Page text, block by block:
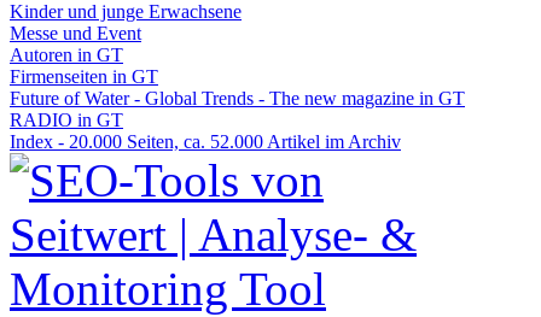
Kinder und junge Erwachsene
Messe und Event
Autoren in GT
Firmenseiten in GT
Future of Water - Global Trends - The new magazine in GT
RADIO in GT
Index - 20.000 Seiten, ca. 52.000 Artikel im Archiv